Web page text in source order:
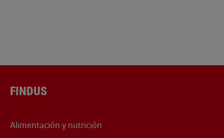
FINDUS
Alimentación y nutrición